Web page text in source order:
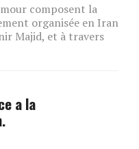
composent la
organisée en Iran
Majid, et à travers
a la